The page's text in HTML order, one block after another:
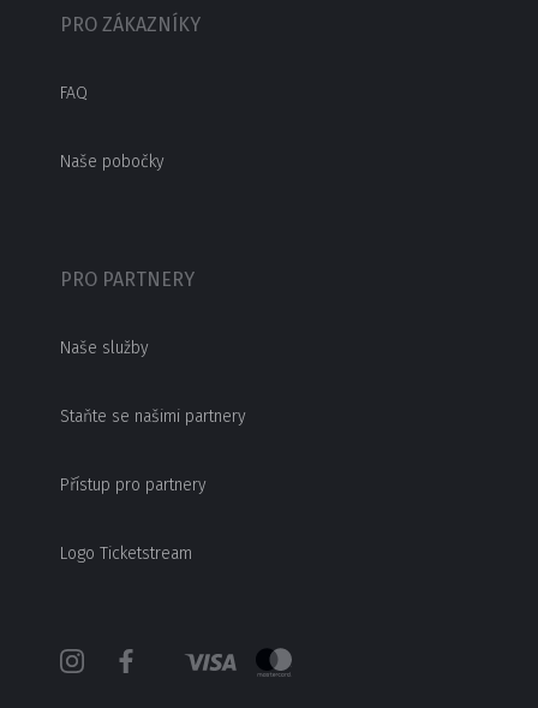
PRO ZÁKAZNÍKY
FAQ
Naše pobočky
PRO PARTNERY
Naše služby
Staňte se našimi partnery
Přístup pro partnery
Logo Ticketstream